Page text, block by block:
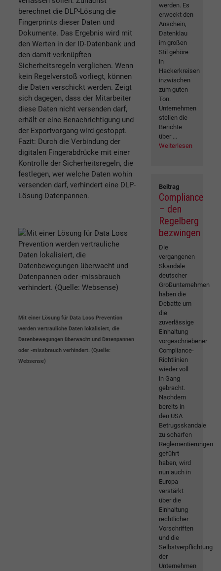
berechnet die DLP-Lösung die
Fingerprints dieser Daten und
Dokumente. Das Ergebnis wird mit
den Werten in der ID-Datenbank und
den damit verknüpften
Sicherheitsregeln verglichen. Wenn
kein Regelverstoß vorliegt, können
die Daten verschickt werden. Zeigt
sich dagegen, dass der Mitarbeiter
diese Daten nicht versenden darf,
erhält er eine Benachrichtigung und
der Exportvorgang wird gestoppt.
Fazit: Durch die Verbindung der
digitalen Fingerabdrücke mit einer
Kontrolle der Sicherheitsregeln, die
festlegen, wer welche Daten wohin
versenden darf, verhindert eine DLP-
Lösung Datenpannen.
Mit einer Lösung für Data Loss Prevention
werden vertrauliche Daten lokalisiert, die
Datenbewegungen überwacht und Datenpannen
oder -missbrauch verhindert. (Quelle:
Websense)
werden. Es
erweckt den
Anschein,
Datenklau
im großen
Stil gehöre
in
Hackerkreisen
inzwischen
zum guten
Ton.
Unternehmen
stellen die
Berichte
über ...
Weiterlesen
Beitrag
Compliance
– den
Regelberg
bezwingen
Die
vergangenen
Skandale
deutscher
Großunternehmen
haben die
Debatte um
die
zuverlässige
Einhaltung
vorgeschriebener
Compliance-
Richtlinien
wieder voll
in Gang
gebracht.
Nachdem
bereits in
den USA
Betrugsskandale
zu scharfen
Reglementierungen
geführt
haben, wird
nun auch in
Europa
verstärkt
über die
Einhaltung
rechtlicher
Vorschriften
und die
Selbstverpflichtung
der
Unternehmen